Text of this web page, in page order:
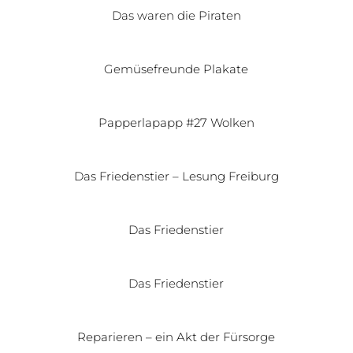
Das waren die Piraten
Gemüsefreunde Plakate
Papperlapapp #27 Wolken
Das Friedenstier – Lesung Freiburg
Das Friedenstier
Das Friedenstier
Reparieren – ein Akt der Fürsorge